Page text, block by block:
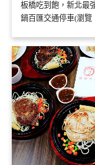
板橋吃到飽，新北最
鍋百匯交通停車(瀏覽